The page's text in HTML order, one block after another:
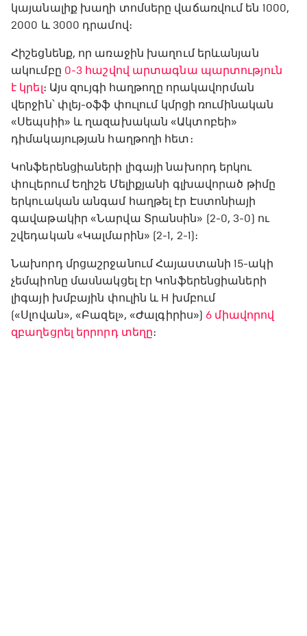
կայանալիք խաղի տոմսերը վաճառվում են 1000,
2000 և 3000 դրամով։
Հիշեցնենք, որ առաջին խաղում երևանյան
ակումբը 0-3 հաշվով արտագնա պարտություն
է կրել։ Այս զույգի հաղթողը որակավորման
վերջին՝ փլեյ-օֆֆ փուլում կմրցի ռումինական
«Սեպսիի» և ղազախական «Ակտոբեի»
դիմակայության հաղթողի հետ։
Կոնֆերենցիաների լիգայի նախորդ երկու
փուլերում Եղիշե Մելիքյանի գլխավորած թիմը
երկուական անգամ հաղթել էր Էստոնիայի
գավաթակիր «Նարվա Տրանսին» (2-0, 3-0) ու
շվեդական «Կալմարին» (2-1, 2-1)։
Նախորդ մրցաշրջանում Հայաստանի 15-ակի
չեմպիոնը մասնակցել էր Կոնֆերենցիաների
լիգայի խմբային փուլին և H խմբում
(«Սլովան», «Բազել», «Ժալգիրիս») 6 միավորով
զբաղեցրել երրորդ տեղը։